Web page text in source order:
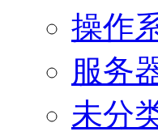
操作
服务
未分